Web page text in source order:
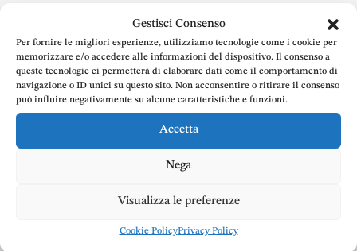
Gestisci Consenso
Per fornire le migliori esperienze, utilizziamo tecnologie come i cookie per
memorizzare e/o accedere alle informazioni del dispositivo. Il consenso a
queste tecnologie ci permetterà di elaborare dati come il comportamento di
navigazione o ID unici su questo sito. Non acconsentire o ritirare il consenso
può influire negativamente su alcune caratteristiche e funzioni.
Accetta
Nega
Visualizza le preferenze
Cookie PolicyPrivacy Policy